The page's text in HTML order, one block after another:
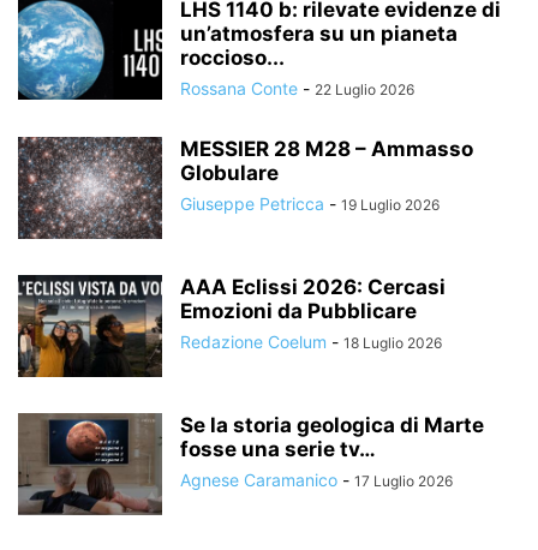
LHS 1140 b: rilevate evidenze di
un’atmosfera su un pianeta
roccioso...
Rossana Conte - 22 Luglio 2026
MESSIER 28 M28 – Ammasso
Globulare
Giuseppe Petricca - 19 Luglio 2026
AAA Eclissi 2026: Cercasi
Emozioni da Pubblicare
Redazione Coelum - 18 Luglio 2026
Se la storia geologica di Marte
fosse una serie tv…
Agnese Caramanico - 17 Luglio 2026